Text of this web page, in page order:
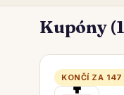
Kupóny
KONČÍ ZA 147